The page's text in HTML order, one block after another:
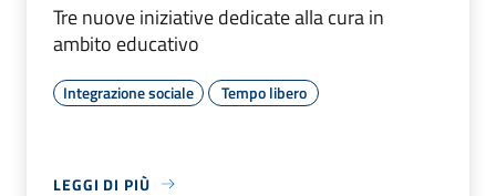
Tre nuove iniziative dedicate alla cura in
ambito educativo
Integrazione sociale Tempo libero
LEGGI DI PIÙ